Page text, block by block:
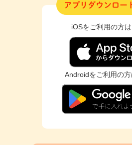
アプリダウンロー
iOSをご利用の方
Androidをご利用の方